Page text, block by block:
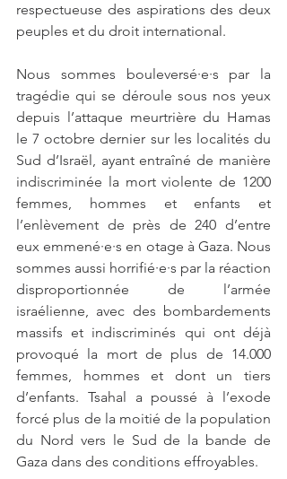
respectueuse des aspirations des deux
peuples et du droit international.
Nous sommes bouleversé·e·s par la
tragédie qui se déroule sous nos yeux
depuis l’attaque meurtrière du Hamas
le 7 octobre dernier sur les localités du
Sud d’Israël, ayant entraîné de manière
indiscriminée la mort violente de 1200
femmes, hommes et enfants et
l’enlèvement de près de 240 d’entre
eux emmené·e·s en otage à Gaza. Nous
sommes aussi horrifié·e·s par la réaction
disproportionnée de l’armée
israélienne, avec des bombardements
massifs et indiscriminés qui ont déjà
provoqué la mort de plus de 14.000
femmes, hommes et dont un tiers
d’enfants. Tsahal a poussé à l’exode
forcé plus de la moitié de la population
du Nord vers le Sud de la bande de
Gaza dans des conditions effroyables.